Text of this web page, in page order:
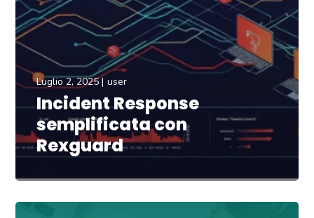
Luglio 2, 2025 user
Incident Response
semplificata con
Rexguard